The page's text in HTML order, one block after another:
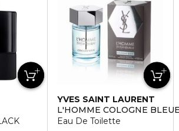
YVES SAINT LAURENT
L'HOMME COLOGNE
Eau De Toilette